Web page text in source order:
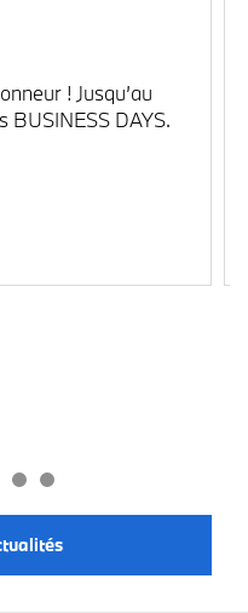
! Jusqu’au
BUSINESS DAYS.